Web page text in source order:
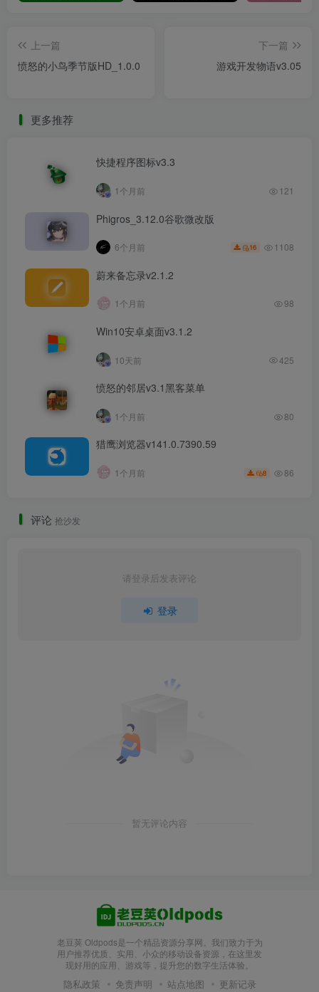
上一篇
愤怒的小鸟季节版HD_1.0.0
下一篇
游戏开发物语v3.05
更多推荐
快捷程序图标v3.3
1个月前 121
Phigros_3.12.0谷歌微改版
6个月前 16 1108
蔚来备忘录v2.1.2
1个月前 98
Win10安卓桌面v3.1.2
10天前 425
愤怒的邻居v3.1黑客菜单
1个月前 80
猎鹰浏览器v141.0.7390.59
1个月前 8 86
评论 抢沙发
请登录后发表评论
登录
暂无评论内容
老豆荚 Oldpods是一个精品资源分享网。我们致力于为
用户推荐优质、实用、小众的移动设备资源，在这里发
现好用的应用、游戏等，提升您的数字生活体验。
隐私政策 免责声明 站点地图 更新记录